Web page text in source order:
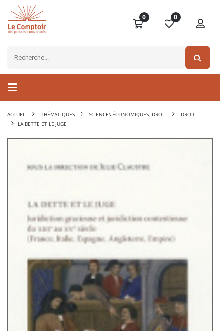
0 0
ACCUEIL THÉMATIQUES SCIENCES ÉCONOMIQUES, DROIT
DROIT
LA DETTE ET LE JUGE